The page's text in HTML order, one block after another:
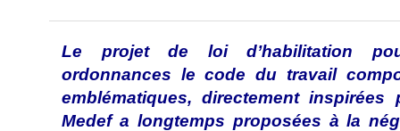
Le projet de loi d’habilitation
ordonnances le code du travail
emblématiques, directement
Medef a longtemps proposées à la